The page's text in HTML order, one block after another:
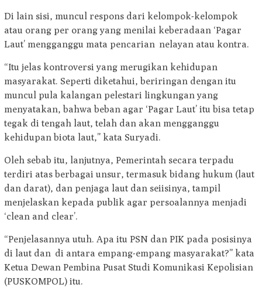
Di lain sisi, muncul respons dari kelompok-kelompok
atau orang per orang yang menilai keberadaan ‘Pagar
Laut’ mengganggu mata pencarian nelayan atau kontra.
“Itu jelas kontroversi yang merugikan kehidupan
masyarakat. Seperti diketahui, beriringan dengan itu
muncul pula kalangan pelestari lingkungan yang
menyatakan, bahwa beban agar ‘Pagar Laut’ itu bisa tetap
tegak di tengah laut, telah dan akan mengganggu
kehidupan biota laut,” kata Suryadi.
Oleh sebab itu, lanjutnya, Pemerintah secara terpadu
terdiri atas berbagai unsur, termasuk bidang hukum (laut
dan darat), dan penjaga laut dan seiisinya, tampil
menjelaskan kepada publik agar persoalannya menjadi
‘clean and clear’.
“Penjelasannya utuh. Apa itu PSN dan PIK pada posisinya
di laut dan di antara empang-empang masyarakat?” kata
Ketua Dewan Pembina Pusat Studi Komunikasi Kepolisian
(PUSKOMPOL) itu.